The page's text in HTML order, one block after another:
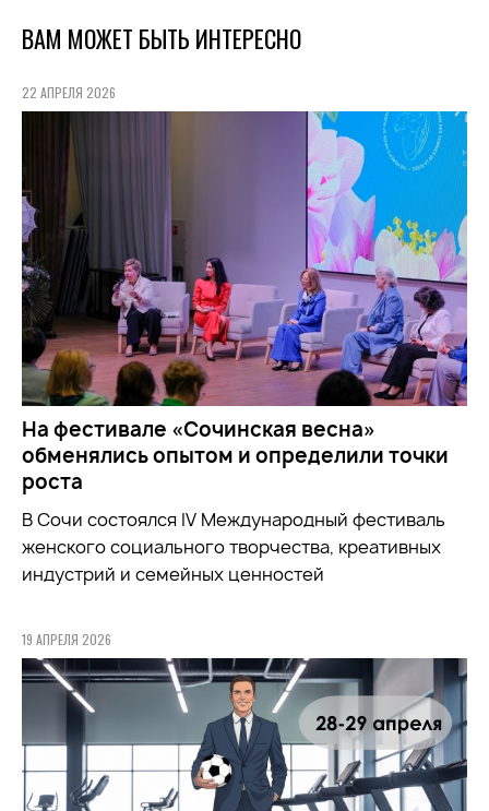
ВАМ МОЖЕТ БЫТЬ ИНТЕРЕСНО
22 АПРЕЛЯ 2026
На фестивале «Сочинская весна»
обменялись опытом и определили точки
роста
В Сочи состоялся IV Международный фестиваль
женского социального творчества, креативных
индустрий и семейных ценностей
19 АПРЕЛЯ 2026